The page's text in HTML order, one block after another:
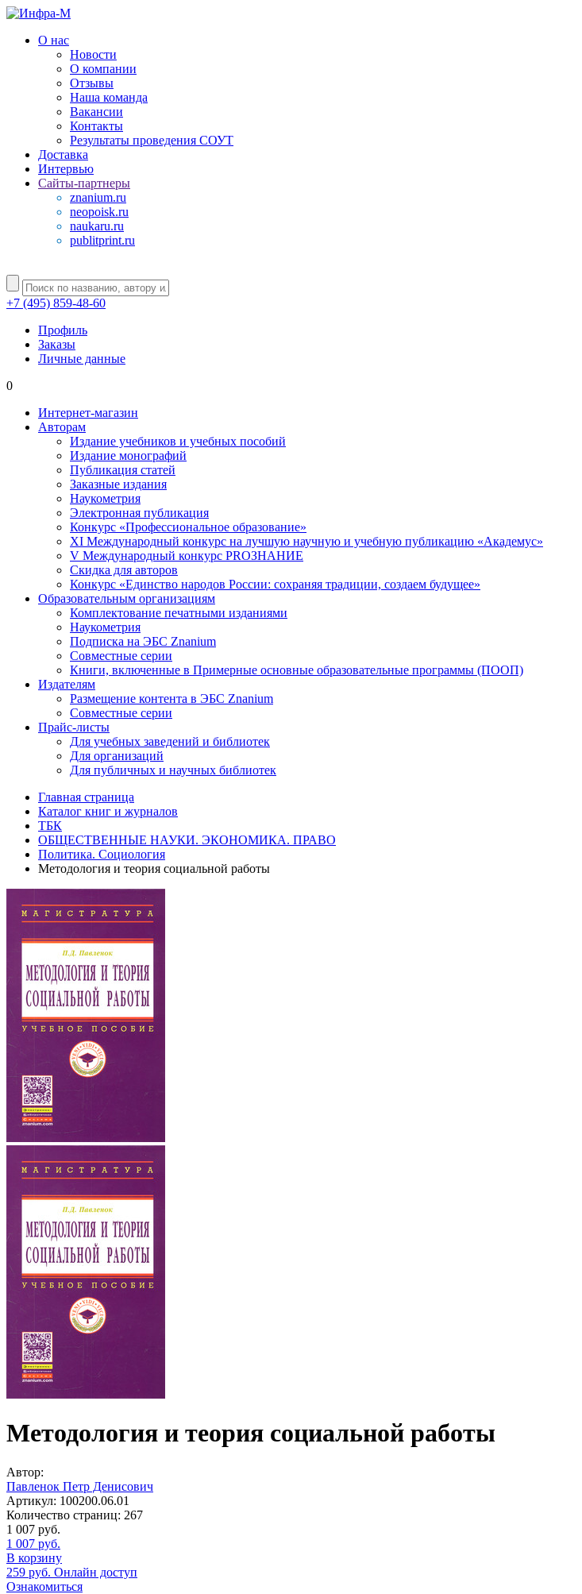
О нас
Новости
О компании
Отзывы
Наша команда
Вакансии
Контакты
Результаты проведения СОУТ
Доставка
Интервью
Сайты-партнеры
znanium.ru
neopoisk.ru
naukaru.ru
publitprint.ru
+7 (495) 859-48-60
Профиль
Заказы
Личные данные
0
Интернет-магазин
Авторам
Издание учебников и учебных пособий
Издание монографий
Публикация статей
Заказные издания
Наукометрия
Электронная публикация
Конкурс «Профессиональное образование»
XI Международный конкурс на лучшую научную и учебную публикацию «Академус»
V Международный конкурс PROЗНАНИЕ
Скидка для авторов
Конкурс «Единство народов России: сохраняя традиции, создаем будущее»
Образовательным организациям
Комплектование печатными изданиями
Наукометрия
Подписка на ЭБС Znanium
Совместные серии
Книги, включенные в Примерные основные образовательные программы (ПООП)
Издателям
Размещение контента в ЭБС Znanium
Совместные серии
Прайс-листы
Для учебных заведений и библиотек
Для организаций
Для публичных и научных библиотек
Главная страница
Каталог книг и журналов
ТБК
ОБЩЕСТВЕННЫЕ НАУКИ. ЭКОНОМИКА. ПРАВО
Политика. Социология
Методология и теория социальной работы
Методология и теория социальной работы
Автор:
Павленок Петр Денисович
Артикул: 100200.06.01
Количество страниц: 267
1 007 руб.
1 007 руб.
В корзину
259 руб. Онлайн доступ
Ознакомиться